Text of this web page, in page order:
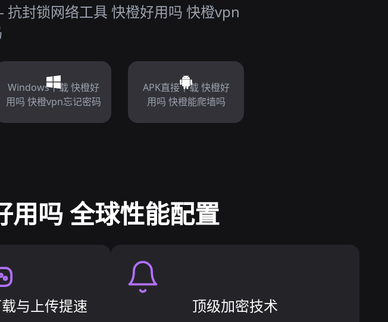
封锁网络工具 快橙好用吗 快橙vpn
Windows下载 快橙好
用吗 快橙vpn忘记密码
APK直接下载 快橙好
用吗 快橙能爬墙吗
用吗 全球性能配置
与上传提速 顶级加密技术